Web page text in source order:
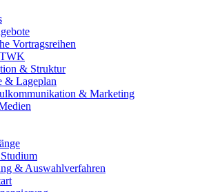
Vortragsreihen
& Struktur
& Lageplan
& Marketing
& Auswahlverfahren